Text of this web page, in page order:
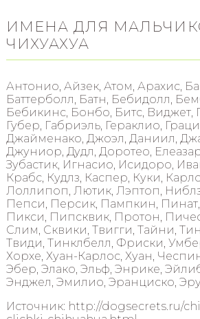
ИМЕНА ДЛЯ
ЧИХУАХУА
Антонио, Айзек, Атом, Арахис,
Баттерболл, Батн, Бебидолл,
Бебикинс, Бонбо, Битс, Виджет,
Губер, Габриэль, Гераклио,
Джайменако, Джоэл, Даниил,
Джуниор, Дудл, Доротео,
Зубастик, Игнасио, Исидоро,
Крабс, Кудлз, Каспер, Куки,
Лоллипоп, Лютик, Лэптоп,
Пепси, Персик, Пампкин,
Пикси, Пипсквик, Протон,
Слим, Сквики, Твигги, Тайни,
Твиди, Тинклбелл, Фриски,
Хорхе, Хуан-Карлос, Хуан,
Эбер, Элако, Эльф, Энрике,
Энджел, Эмилио, Эранциско,
Источник: http://dogsecrets.ru/